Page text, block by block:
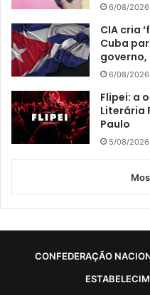
6/08/2026
CIA cria
Cuba
governo,
6/08/2026
Flipei: a
Literária
Paulo
5/08/2026
CONFEDERAÇÃO